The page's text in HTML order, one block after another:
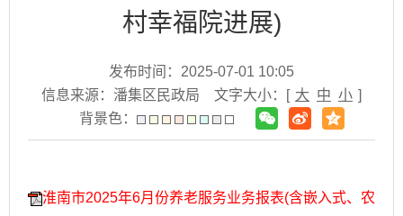
村幸福院进展)
发布时间：2025-07-01 10:05
信息来源：潘集区民政局
文字大小：[ 大 中 小 ]
背景色：
淮南市2025年6月份养老服务业务报表(含嵌入式、农